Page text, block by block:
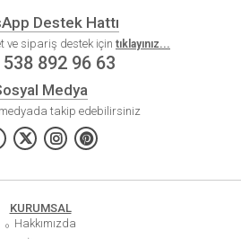
Destek Hattı
ve sipariş destek için tıklayınız...
538 892 96 63
Medya
takip edebilirsiniz
KURUMSAL
Hakkımızda